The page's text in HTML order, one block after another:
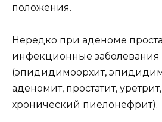
положения.
Нередко при аденоме
инфекционные заболевания
(эпидидимоорхит,
аденомит, простатит,
хронический пиелонефрит).